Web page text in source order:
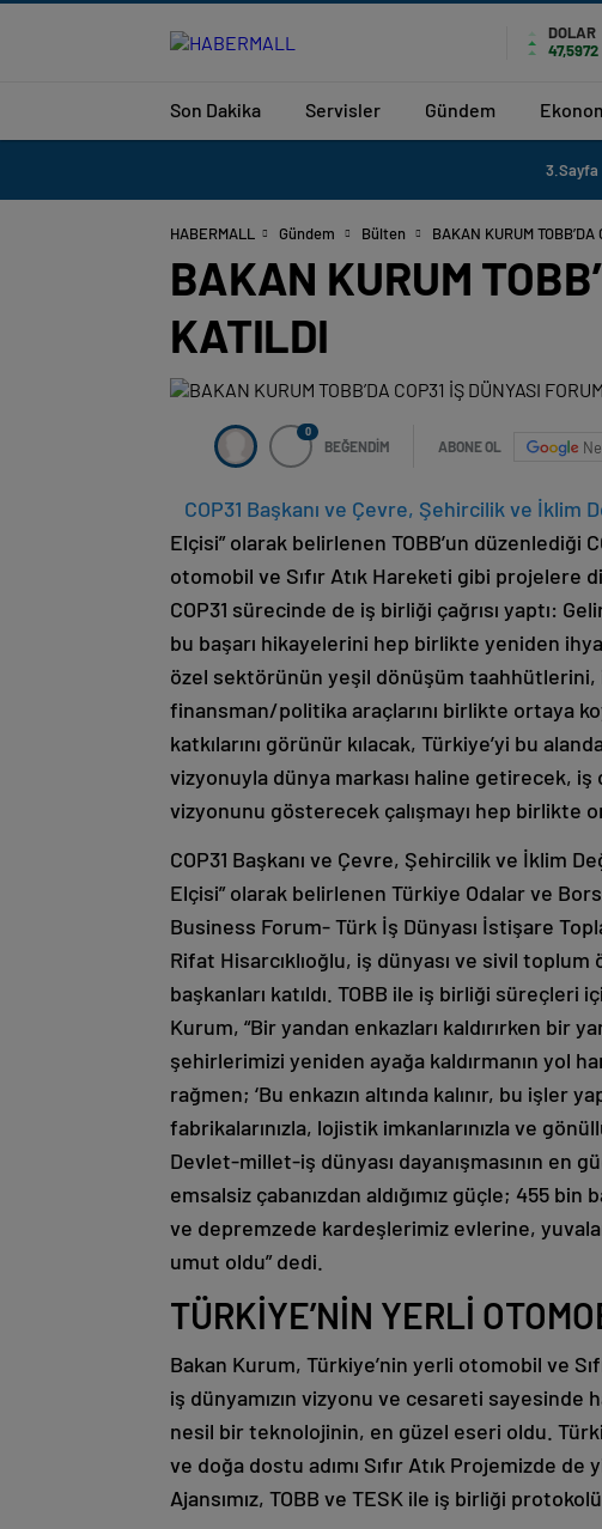
DOLAR
47,5972
Son Dakika Servisler Gündem
3.Sayfa
HABERMALL Gündem Bülten BAKAN KURUM TOBB’DA
BAKAN KURUM
KATILDI
0
BEĞENDİM ABONE OL
COP31 Başkanı ve Çevre, Şehircilik ve İklim
Elçisi” olarak belirlenen TOBB’un düzenlediği
otomobil ve Sıfır Atık Hareketi gibi
COP31 sürecinde de iş birliği çağrısı yaptı:
bu başarı hikayelerini hep birlikte yeniden
özel sektörünün yeşil dönüşüm
finansman/politika araçlarını birlikte ortaya
katkılarını görünür kılacak, Türkiye’yi bu
vizyonuyla dünya markası haline getirecek, iş
vizyonunu gösterecek çalışmayı hep birlikte
COP31 Başkanı ve Çevre, Şehircilik ve İklim
Elçisi” olarak belirlenen Türkiye Odalar ve
Business Forum- Türk İş Dünyası İstişare
Rifat Hisarcıklıoğlu, iş dünyası ve sivil
başkanları katıldı. TOBB ile iş birliği
Kurum, “Bir yandan enkazları kaldırırken bir
şehirlerimizi yeniden ayağa kaldırmanın yol
rağmen; ‘Bu enkazın altında kalınır, bu işler
fabrikalarınızla, lojistik imkanlarınızla ve
Devlet-millet-iş dünyası dayanışmasının en
emsalsiz çabanızdan aldığımız güçle; 455 bin
ve depremzede kardeşlerimiz evlerine,
umut oldu” dedi.
TÜRKİYE’NİN YERLİ
Bakan Kurum, Türkiye’nin yerli otomobil ve
iş dünyamızın vizyonu ve cesareti sayesinde
nesil bir teknolojinin, en güzel eseri oldu.
ve doğa dostu adımı Sıfır Atık Projemizde
Ajansımız, TOBB ve TESK ile iş birliği